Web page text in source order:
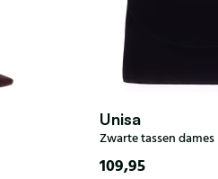
Unisa
Zwarte tassen dames
109,95